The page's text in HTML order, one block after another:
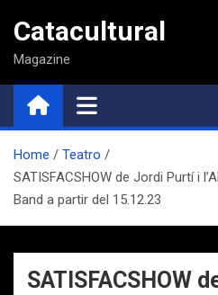
contenido
Catacultural
Magazine
Home
Teatro
SATISFACSHOW de Jordi Purtí i
Band a partir del 15.12.23
SATISFACSHOW